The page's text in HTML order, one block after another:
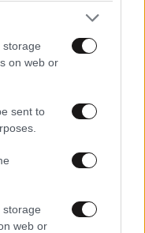
storage
on web or
sent to
storage
web or